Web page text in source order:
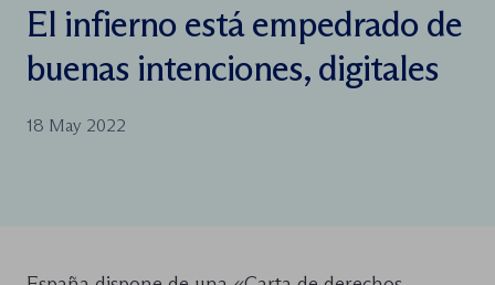
El infierno está empedrado de
buenas intenciones, digitales
18 May 2022